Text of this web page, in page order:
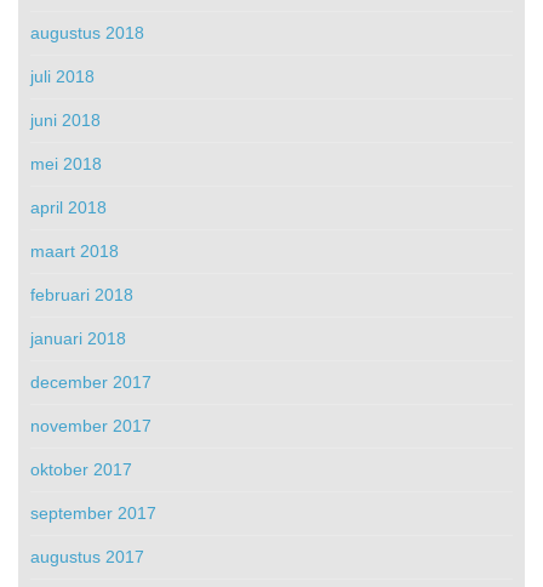
augustus 2018
juli 2018
juni 2018
mei 2018
april 2018
maart 2018
februari 2018
januari 2018
december 2017
november 2017
oktober 2017
september 2017
augustus 2017